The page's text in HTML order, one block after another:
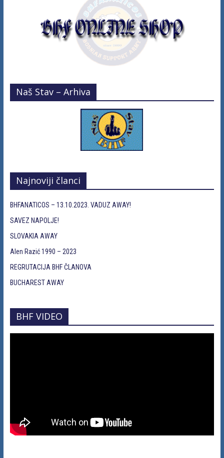
Naš Stav – Arhiva
Najnoviji članci
BHFANATICOS – 13.10.2023. VADUZ AWAY!
SAVEZ NAPOLJE!
SLOVAKIA AWAY
Alen Razić 1990 – 2023
REGRUTACIJA BHF ČLANOVA
BUCHAREST AWAY
BHF VIDEO